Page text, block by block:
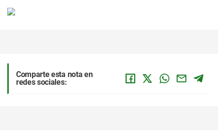
Comparte esta nota en
redes sociales: